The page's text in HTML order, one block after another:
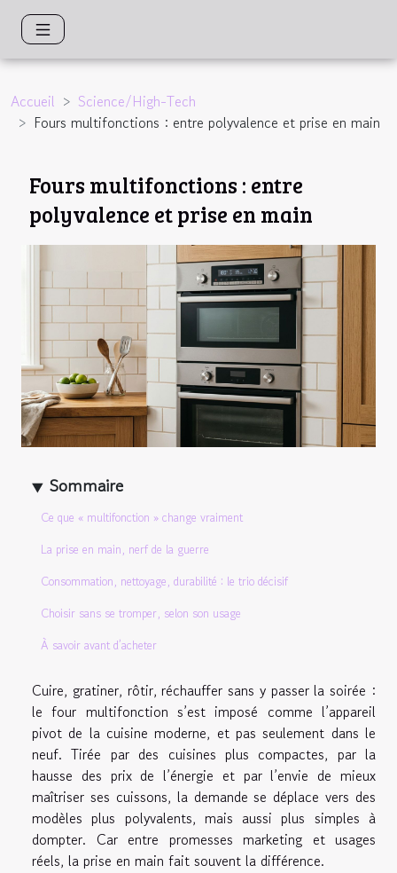
Accueil
Science/High-Tech
Fours multifonctions : entre polyvalence et prise en main
Fours multifonctions : entre
polyvalence et prise en main
Sommaire
Ce que « multifonction » change vraiment
La prise en main, nerf de la guerre
Consommation, nettoyage, durabilité : le trio décisif
Choisir sans se tromper, selon son usage
À savoir avant d’acheter
Cuire, gratiner, rôtir, réchauffer sans y passer la soirée :
le four multifonction s’est imposé comme l’appareil
pivot de la cuisine moderne, et pas seulement dans le
neuf. Tirée par des cuisines plus compactes, par la
hausse des prix de l’énergie et par l’envie de mieux
maîtriser ses cuissons, la demande se déplace vers des
modèles plus polyvalents, mais aussi plus simples à
dompter. Car entre promesses marketing et usages
réels, la prise en main fait souvent la différence.